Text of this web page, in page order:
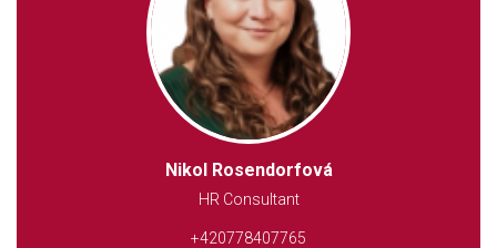
Nikol Rosendorfová
HR Consultant
+420778407765